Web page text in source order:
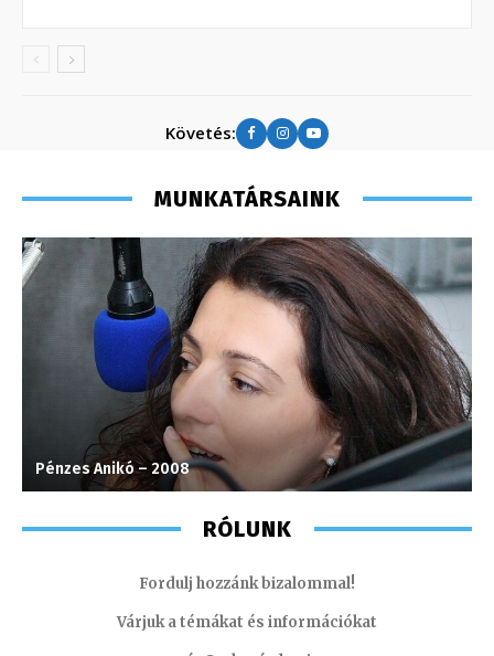
Követés:
MUNKATÁRSAINK
Pénzes Anikó – 2008
RÓLUNK
Fordulj hozzánk bizalommal!
Várjuk a témákat és információkat